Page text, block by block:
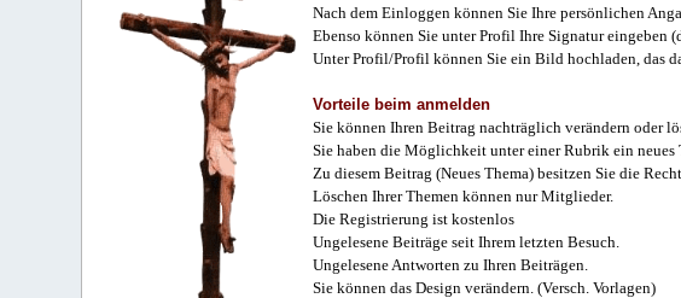
Nach dem Einloggen können Sie Ihre persönlichen
Ebenso können Sie unter Profil Ihre Signatur eingeben
Unter Profil/Profil können Sie ein Bild hochladen, das
Vorteile beim anmelden
Sie können Ihren Beitrag nachträglich verändern oder
Sie haben die Möglichkeit unter einer Rubrik ein neues
Zu diesem Beitrag (Neues Thema) besitzen Sie die
Löschen Ihrer Themen können nur Mitglieder.
Die Registrierung ist kostenlos
Ungelesene Beiträge seit Ihrem letzten Besuch.
Ungelesene Antworten zu Ihren Beiträgen.
Sie können das Design verändern. (Versch. Vorlagen)